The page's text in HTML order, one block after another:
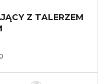
Z TALERZEM